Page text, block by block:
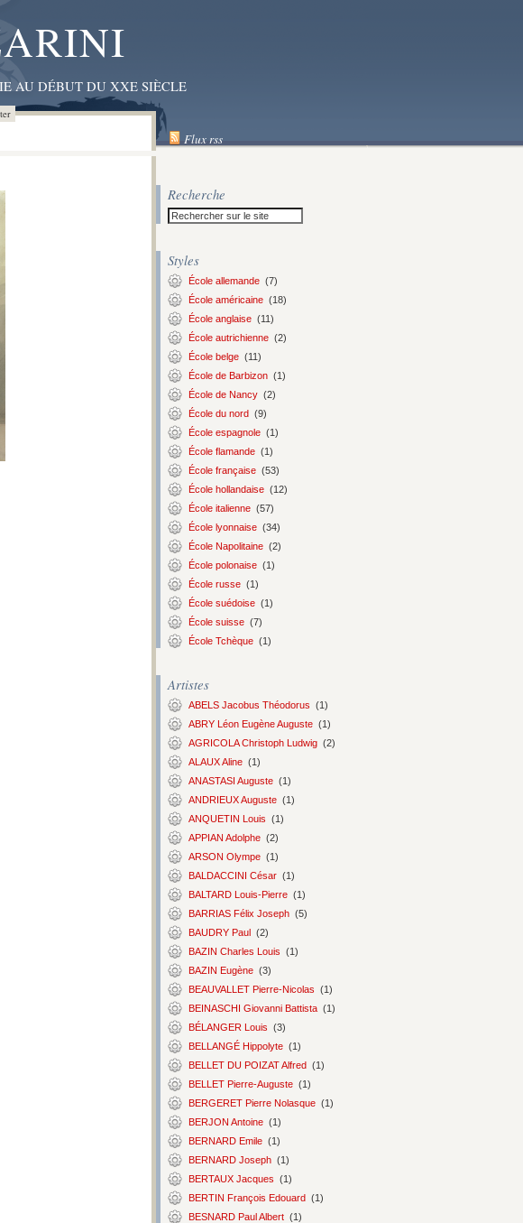
AU DÉBUT DU XXE SIÈCLE
Flux rss
Recherche
Styles
École allemande (7)
École américaine (18)
École anglaise (11)
École autrichienne (2)
École belge (11)
École de Barbizon (1)
École de Nancy (2)
École du nord (9)
École espagnole (1)
École flamande (1)
École française (53)
École hollandaise (12)
École italienne (57)
École lyonnaise (34)
École Napolitaine (2)
École polonaise (1)
École russe (1)
École suédoise (1)
École suisse (7)
École Tchèque (1)
Artistes
ABELS Jacobus Théodorus (1)
ABRY Léon Eugène Auguste (1)
AGRICOLA Christoph Ludwig (2)
ALAUX Aline (1)
ANASTASI Auguste (1)
ANDRIEUX Auguste (1)
ANQUETIN Louis (1)
APPIAN Adolphe (2)
ARSON Olympe (1)
BALDACCINI César (1)
BALTARD Louis-Pierre (1)
BARRIAS Félix Joseph (5)
BAUDRY Paul (2)
BAZIN Charles Louis (1)
BAZIN Eugène (3)
BEAUVALLET Pierre-Nicolas (1)
BEINASCHI Giovanni Battista (1)
BÉLANGER Louis (3)
BELLANGÉ Hippolyte (1)
BELLET DU POIZAT Alfred (1)
BELLET Pierre-Auguste (1)
BERGERET Pierre Nolasque (1)
BERJON Antoine (1)
BERNARD Emile (1)
BERNARD Joseph (1)
BERTAUX Jacques (1)
BERTIN François Edouard (1)
BESNARD Paul Albert (1)